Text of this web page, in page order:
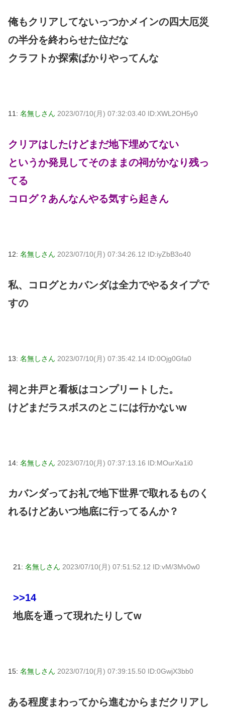
俺もクリアしてないっつかメインの四大厄災
の半分を終わらせた位だな
クラフトか探索ばかりやってんな
11: 名無しさん 2023/07/10(月) 07:32:03.40 ID:XWL2OH5y0
クリアはしたけどまだ地下埋めてない
というか発見してそのままの祠がかなり残っ
てる
コログ？あんなんやる気すら起きん
12: 名無しさん 2023/07/10(月) 07:34:26.12 ID:iyZbB3o40
私、コログとカバンダは全力でやるタイプで
すの
13: 名無しさん 2023/07/10(月) 07:35:42.14 ID:0Ojg0Gfa0
祠と井戸と看板はコンプリートした。
けどまだラスボスのとこには行かないw
14: 名無しさん 2023/07/10(月) 07:37:13.16 ID:MOurXa1i0
カバンダってお礼で地下世界で取れるものく
れるけどあいつ地底に行ってるんか？
21: 名無しさん 2023/07/10(月) 07:51:52.12 ID:vM/3Mv0w0
>>14
地底を通って現れたりしてw
15: 名無しさん 2023/07/10(月) 07:39:15.50 ID:0GwjX3bb0
ある程度まわってから進むからまだクリアし